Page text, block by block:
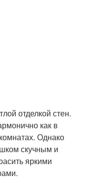
отделкой стен.
как в
Однако
скучным и
яркими